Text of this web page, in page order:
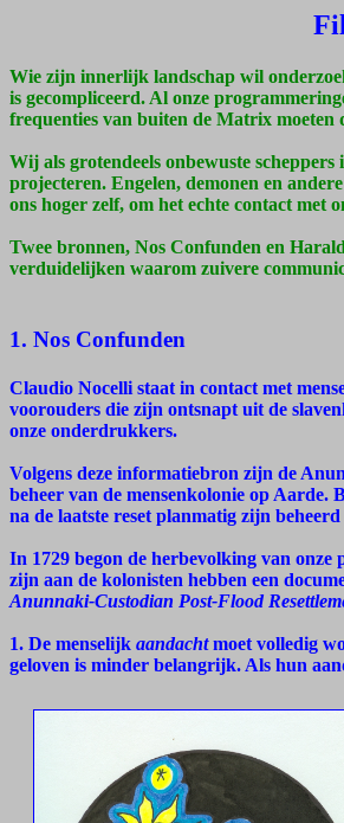
Wie zijn innerlijk landschap wil
is gecompliceerd. Al onze
frequenties van buiten de Matrix moeten
Wij als grotendeels onbewuste
projecteren. Engelen, demonen en
ons hoger zelf, om het echte contact met
Twee bronnen, Nos Confunden en
verduidelijken waarom zuivere
1. Nos Confunden
Claudio Nocelli staat in contact met
voorouders die zijn ontsnapt uit de
onze onderdrukkers.
Volgens deze informatiebron zijn de
beheer van de mensenkolonie op
na de laatste reset planmatig zijn
In 1729 begon de herbevolking van
zijn aan de kolonisten hebben een
Anunnaki-Custodian Post-Flood
1. De menselijk aandachtmoet volledig
geloven is minder belangrijk. Als hun